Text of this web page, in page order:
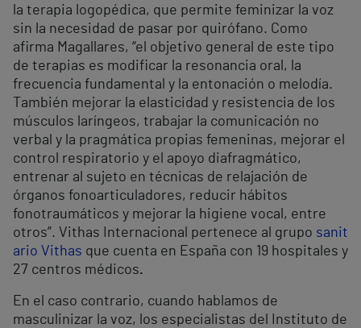
la terapia logopédica, que permite feminizar la voz
sin la necesidad de pasar por quirófano. Como
afirma Magallares, “el objetivo general de este tipo
de terapias es modificar la resonancia oral, la
frecuencia fundamental y la entonación o melodía.
También mejorar la elasticidad y resistencia de los
músculos laríngeos, trabajar la comunicación no
verbal y la pragmática propias femeninas, mejorar el
control respiratorio y el apoyo diafragmático,
entrenar al sujeto en técnicas de relajación de
órganos fonoarticuladores, reducir hábitos
fonotraumáticos y mejorar la higiene vocal, entre
otros”. Vithas Internacional pertenece al grupo sanit
ario Vithas que cuenta en España con 19 hospitales y
27 centros médicos.
En el caso contrario, cuando hablamos de
masculinizar la voz, los especialistas del Instituto de